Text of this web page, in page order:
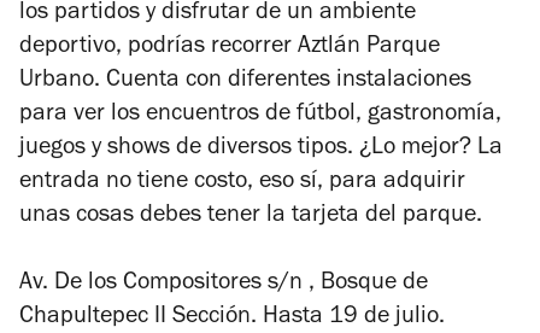
los partidos y disfrutar de un ambiente
deportivo, podrías recorrer Aztlán Parque
Urbano. Cuenta con diferentes instalaciones
para ver los encuentros de fútbol, gastronomía,
juegos y shows de diversos tipos. ¿Lo mejor? La
entrada no tiene costo, eso sí, para adquirir
unas cosas debes tener la tarjeta del parque.
Av. De los Compositores s/n , Bosque de
Chapultepec II Sección. Hasta 19 de julio.